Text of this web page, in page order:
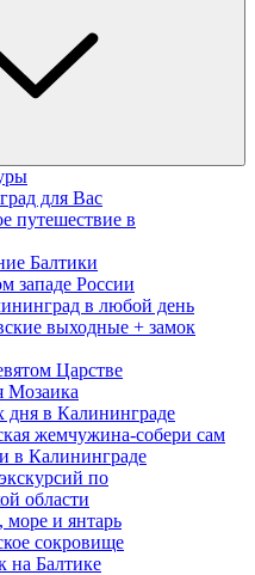
для Вас
путешествие в
Балтики
западе России
в любой день
выходные + замок
Царстве
Мозаика
дня в Калининграде
жемчужина-собери сам
в Калининграде
по
области
и янтарь
сокровище
на Балтике